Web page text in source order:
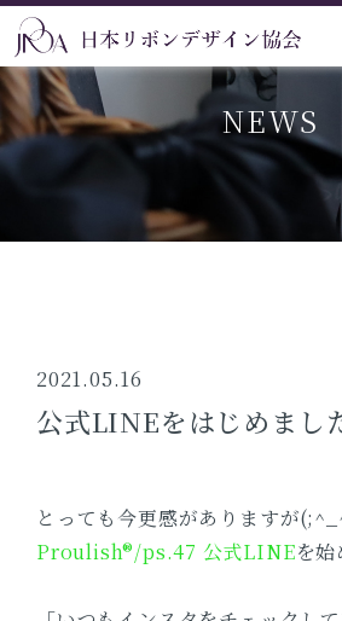
NEWS
2021.05.16
公式LINEをはじめまし
とっても今更感がありますが
Proulish®/ps.47 公式LINEを始